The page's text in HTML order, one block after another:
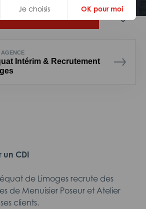
Je choisis OK pour moi
Intérim & Recrutement
un CDI
de Limoges recrute des
de Menuisier Poseur et Atelier
clients.